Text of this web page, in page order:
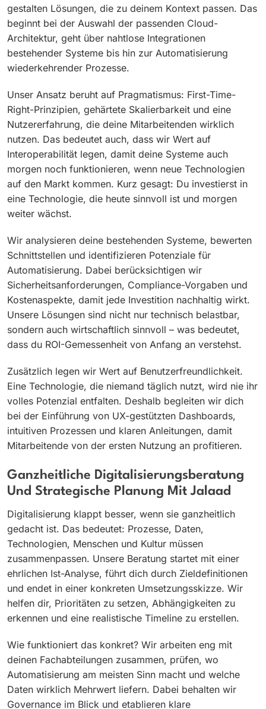
gestalten Lösungen, die zu deinem Kontext passen. Das
beginnt bei der Auswahl der passenden Cloud-
Architektur, geht über nahtlose Integrationen
bestehender Systeme bis hin zur Automatisierung
wiederkehrender Prozesse.
Unser Ansatz beruht auf Pragmatismus: First-Time-
Right-Prinzipien, gehärtete Skalierbarkeit und eine
Nutzererfahrung, die deine Mitarbeitenden wirklich
nutzen. Das bedeutet auch, dass wir Wert auf
Interoperabilität legen, damit deine Systeme auch
morgen noch funktionieren, wenn neue Technologien
auf den Markt kommen. Kurz gesagt: Du investierst in
eine Technologie, die heute sinnvoll ist und morgen
weiter wächst.
Wir analysieren deine bestehenden Systeme, bewerten
Schnittstellen und identifizieren Potenziale für
Automatisierung. Dabei berücksichtigen wir
Sicherheitsanforderungen, Compliance-Vorgaben und
Kostenaspekte, damit jede Investition nachhaltig wirkt.
Unsere Lösungen sind nicht nur technisch belastbar,
sondern auch wirtschaftlich sinnvoll – was bedeutet,
dass du ROI-Gemessenheit von Anfang an verstehst.
Zusätzlich legen wir Wert auf Benutzerfreundlichkeit.
Eine Technologie, die niemand täglich nutzt, wird nie ihr
volles Potenzial entfalten. Deshalb begleiten wir dich
bei der Einführung von UX-gestützten Dashboards,
intuitiven Prozessen und klaren Anleitungen, damit
Mitarbeitende von der ersten Nutzung an profitieren.
Ganzheitliche Digitalisierungsberatung
Und Strategische Planung Mit Jalaad
Digitalisierung klappt besser, wenn sie ganzheitlich
gedacht ist. Das bedeutet: Prozesse, Daten,
Technologien, Menschen und Kultur müssen
zusammenpassen. Unsere Beratung startet mit einer
ehrlichen Ist-Analyse, führt dich durch Zieldefinitionen
und endet in einer konkreten Umsetzungsskizze. Wir
helfen dir, Prioritäten zu setzen, Abhängigkeiten zu
erkennen und eine realistische Timeline zu erstellen.
Wie funktioniert das konkret? Wir arbeiten eng mit
deinen Fachabteilungen zusammen, prüfen, wo
Automatisierung am meisten Sinn macht und welche
Daten wirklich Mehrwert liefern. Dabei behalten wir
Governance im Blick und etablieren klare